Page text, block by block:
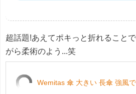
超話題!あえてポキっと折れること
がら柔術のよう...笑
Wemitas 傘 大きい 長傘 強風